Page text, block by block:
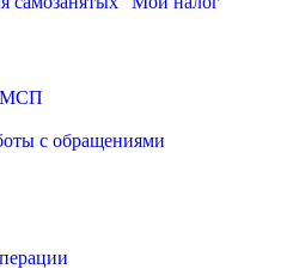
МСП
с обращениями